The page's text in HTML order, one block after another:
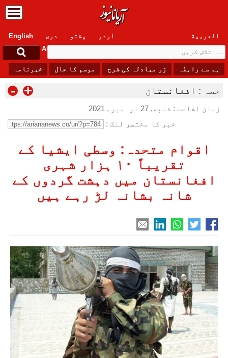
English دری پشتو العربیة
اردو
Sunday, 9 August , 2026
ہم سے رابطہ زر مبادلہ کی شرح موسم کا حال خبرنامہ
حصہ : افغانستان - +
زمان اشاعت : شنبه, 27 نوامبر , 2021
خبر کا مختصر لنک :
اقوام متحدہ: وسطی ایشیا کے
تقریباً ۱۰ ہزار شہری
افغانستان میں دہشت گردوں کے
شانہ بشانہ لڑ رہے ہیں